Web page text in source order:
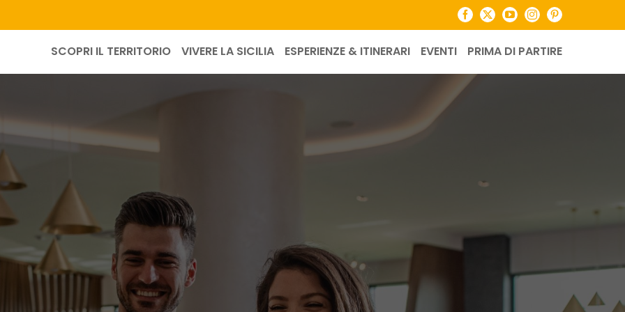
Facebook
X YouTubeInstagramPinterest
SCOPRI IL TERRITORIO VIVERE LA SICILIA ESPERIENZE & ITINERARI EVENTI PRIMA DI PARTIRE